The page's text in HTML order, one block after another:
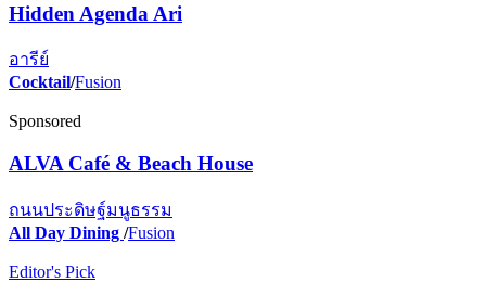
Hidden Agenda Ari
อารีย์
Cocktail/Fusion
Sponsored
ALVA Café & Beach House
ถนนประดิษฐ์มนูธรรม
All Day Dining /Fusion
Editor's Pick